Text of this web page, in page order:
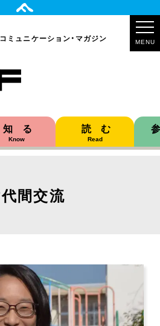
コミュニケーション・マガジン MENU
知る
Know
読む
Read
間交流